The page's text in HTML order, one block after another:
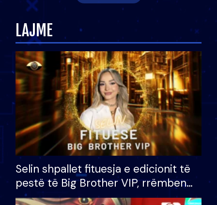
LAJME
Selin shpallet fituesja e edicionit të
pestë të Big Brother VIP, rrëmben
çmimin e madh prej 100 mijë eurosh